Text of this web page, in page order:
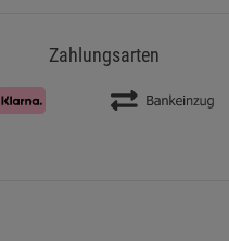
Zahlungsarten